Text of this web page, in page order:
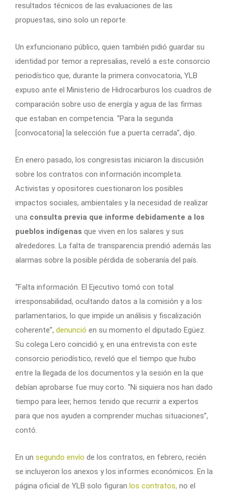
resultados técnicos de las evaluaciones de las
propuestas, sino solo un reporte.
Un exfuncionario público, quien también pidió guardar su
identidad por temor a represalias, reveló a este consorcio
periodístico que, durante la primera convocatoria, YLB
expuso ante el Ministerio de Hidrocarburos los cuadros de
comparación sobre uso de energía y agua de las firmas
que estaban en competencia. “Para la segunda
[convocatoria] la selección fue a puerta cerrada”, dijo.
En enero pasado, los congresistas iniciaron la discusión
sobre los contratos con información incompleta.
Activistas y opositores cuestionaron los posibles
impactos sociales, ambientales y la necesidad de realizar
una consulta previa que informe debidamente a los
pueblos indígenas que viven en los salares y sus
alrededores. La falta de transparencia prendió además las
alarmas sobre la posible pérdida de soberanía del país.
“Falta información. El Ejecutivo tomó con total
irresponsabilidad, ocultando datos a la comisión y a los
parlamentarios, lo que impide un análisis y fiscalización
coherente”, denunció en su momento el diputado Egüez.
Su colega Lero coincidió y, en una entrevista con este
consorcio periodístico, reveló que el tiempo que hubo
entre la llegada de los documentos y la sesión en la que
debían aprobarse fue muy corto. “Ni siquiera nos han dado
tiempo para leer, hemos tenido que recurrir a expertos
para que nos ayuden a comprender muchas situaciones”,
contó.
En un segundo envío de los contratos, en febrero, recién
se incluyeron los anexos y los informes económicos. En la
página oficial de YLB solo figuran los contratos, no el